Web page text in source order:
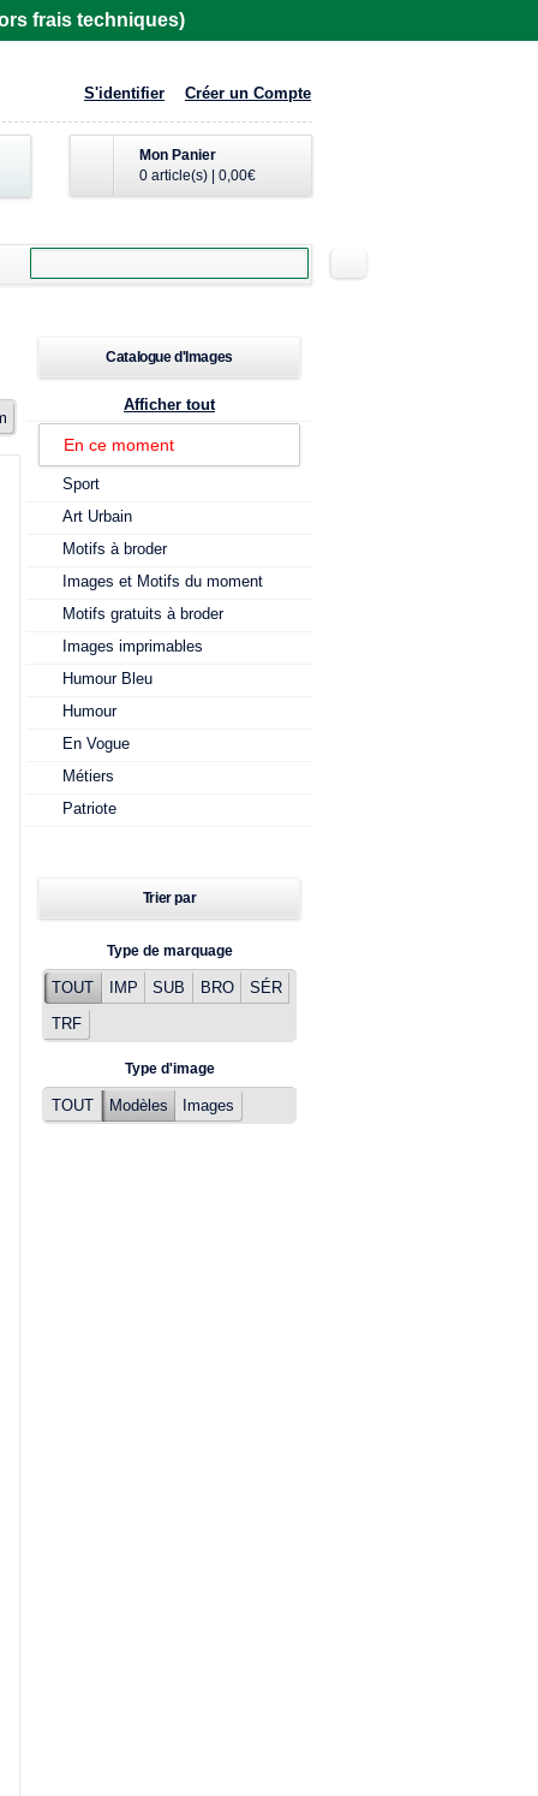
frais techniques)
S'identifier Créer un Compte
Mon Panier
0 article(s)
0,00€
Catalogue d'Images
Afficher tout
En ce moment
Sport
Art Urbain
Motifs à broder
Images et Motifs du moment
Motifs gratuits à broder
Images imprimables
Humour Bleu
Humour
En Vogue
Métiers
Patriote
Trier par
Type de marquage
TOUT IMP SUB BRO
SÉR
TRF
Type d'image
TOUT Modèles Images